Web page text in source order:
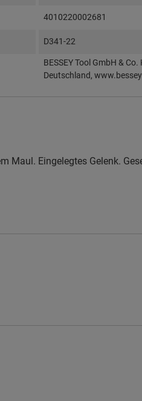
4010220002681
D341-22
BESSEY Tool GmbH &
Deutschland,
Maul. Eingelegtes Gelenk.